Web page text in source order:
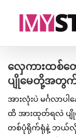
လှေကားထစ်တွေ
ပျိုမေတို့အတွက်
အားလုံးပဲ မင်္ဂလာ
ထိ အားထုတ်ရလဲ ပျို
တစ်ပုံရိုက်ရုံနဲ့ ဘယ်လိုမှ